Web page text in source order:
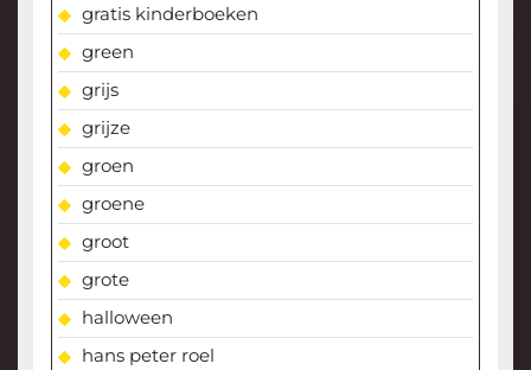
gratis kinderboeken
green
grijs
grijze
groen
groene
groot
grote
halloween
hans peter roel